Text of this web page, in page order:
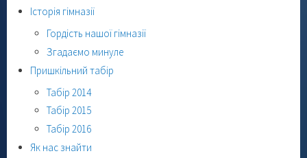
Історія гімназії
Гордість нашої гімназії
Згадаємо минуле
Пришкільний табір
Табір 2014
Табір 2015
Табір 2016
Як нас знайти